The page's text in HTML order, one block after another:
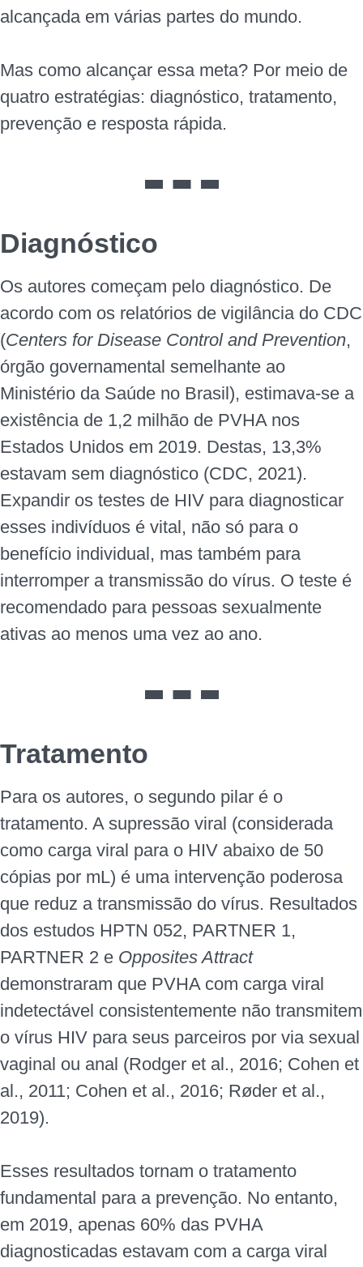
alcançada em várias partes do mundo.
Mas como alcançar essa meta? Por meio de
quatro estratégias: diagnóstico, tratamento,
prevenção e resposta rápida.
Diagnóstico
Os autores começam pelo diagnóstico. De
acordo com os relatórios de vigilância do CDC
(Centers for Disease Control and Prevention,
órgão governamental semelhante ao
Ministério da Saúde no Brasil), estimava-se a
existência de 1,2 milhão de PVHA nos
Estados Unidos em 2019. Destas, 13,3%
estavam sem diagnóstico (CDC, 2021).
Expandir os testes de HIV para diagnosticar
esses indivíduos é vital, não só para o
benefício individual, mas também para
interromper a transmissão do vírus. O teste é
recomendado para pessoas sexualmente
ativas ao menos uma vez ao ano.
Tratamento
Para os autores, o segundo pilar é o
tratamento. A supressão viral (considerada
como carga viral para o HIV abaixo de 50
cópias por mL) é uma intervenção poderosa
que reduz a transmissão do vírus. Resultados
dos estudos HPTN 052, PARTNER 1,
PARTNER 2 e Opposites Attract
demonstraram que PVHA com carga viral
indetectável consistentemente não transmitem
o vírus HIV para seus parceiros por via sexual
vaginal ou anal (Rodger et al., 2016; Cohen et
al., 2011; Cohen et al., 2016; Røder et al.,
2019).
Esses resultados tornam o tratamento
fundamental para a prevenção. No entanto,
em 2019, apenas 60% das PVHA
diagnosticadas estavam com a carga viral